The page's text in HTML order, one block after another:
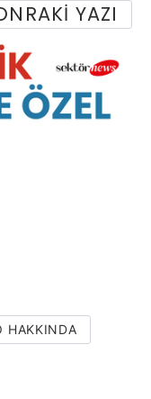
YAZI
HAKKINDA